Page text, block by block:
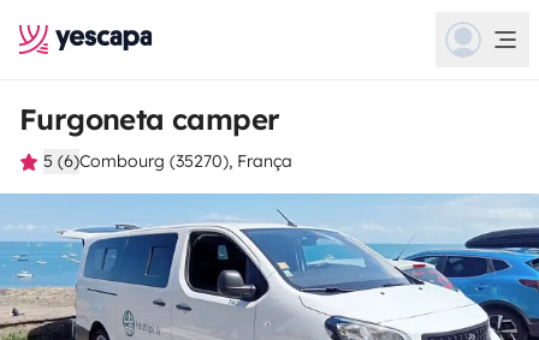
Furgoneta camper
5 (6)Combourg (35270), França